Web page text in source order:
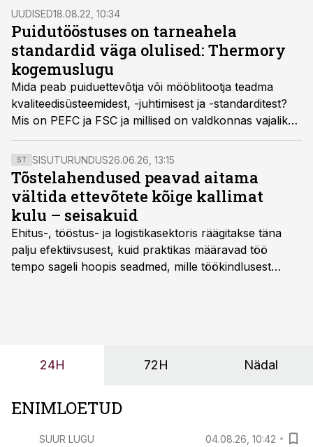
puidutööstuse ja mööblitootmise kompetentsikeskus
TSENTER vahendab ettevõtete kogemusi.
UUDISED18.08.22, 10:34
Puidutööstuses on tarneahela
standardid väga olulised: Thermory
kogemuslugu
Mida peab puiduettevõtja või mööblitootja teadma
kvaliteedisüsteemidest, -juhtimisest ja -standarditest?
Mis on PEFC ja FSC ja millised on valdkonnas vajalikud
setifikaadid? Võrumaa kutsehariduskeskuse
puidutööstuse ja mööblitootmise kompetentsikeskus
TSENTER vahendab ettevõtete kogemusi.
ST SISUTURUNDUS26.06.26, 13:15
Tõstelahendused peavad aitama
vältida ettevõtete kõige kallimat
kulu – seisakuid
Ehitus-, tööstus- ja logistikasektoris räägitakse täna
palju efektiivsusest, kuid praktikas määravad töö
tempo sageli hoopis seadmed, mille töökindlusest
24H 72H Nädal
ENIMLOETUD
SUUR LUGU 04.08.26, 10:42